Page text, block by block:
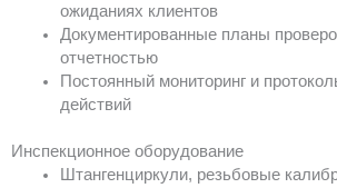
ожиданиях клиентов
Документированные планы
отчетностью
Постоянный мониторинг и
действий
Инспекционное оборудование
Штангенциркули, резьбовые